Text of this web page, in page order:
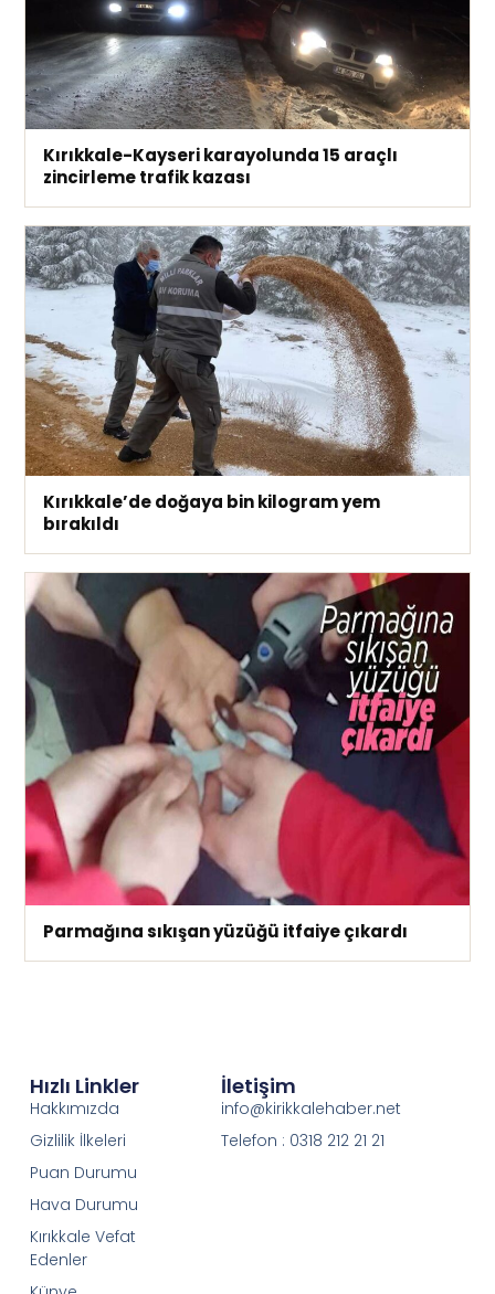
Kırıkkale-Kayseri karayolunda 15 araçlı
zincirleme trafik kazası
Kırıkkale’de doğaya bin kilogram yem
bırakıldı
Parmağına sıkışan yüzüğü itfaiye çıkardı
Hızlı Linkler
Hakkımızda
Gizlilik İlkeleri
Puan Durumu
Hava Durumu
Kırıkkale Vefat
Edenler
İletişim
info@kirikkalehaber.net
Telefon : 0318 212 21 21